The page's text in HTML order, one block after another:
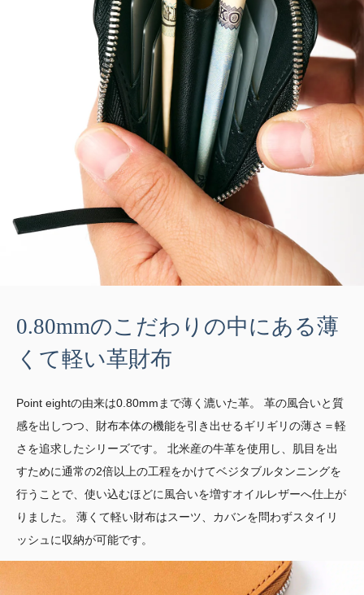
0.80mmのこだわりの中にある薄
くて軽い革財布
Point eightの由来は0.80mmまで薄く漉いた革。 革の風合いと質
感を出しつつ、財布本体の機能を引き出せるギリギリの薄さ＝軽
さを追求したシリーズです。 北米産の牛革を使用し、肌目を出
すために通常の2倍以上の工程をかけてベジタブルタンニングを
行うことで、使い込むほどに風合いを増すオイルレザーへ仕上が
りました。 薄くて軽い財布はスーツ、カバンを問わずスタイリ
ッシュに収納が可能です。